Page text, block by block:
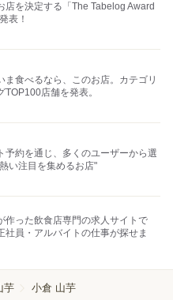
店を決定する「The Tabelog Award
表！
ま食べるなら、このお店。カテゴリ
TOP100店舗を発表。
予約を通じ、多くのユーザーから選
い注目を集めるお店"
作った飲食店専門の求人サイトで
社員・アルバイトの仕事が探せま
芋 小倉 山芋